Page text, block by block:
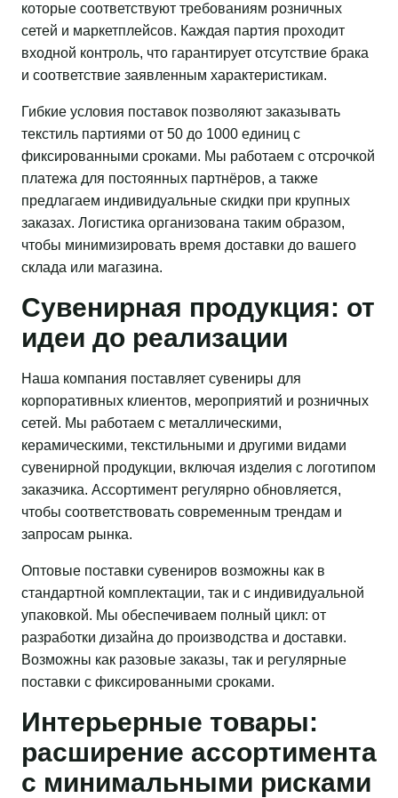
которые соответствуют требованиям розничных
сетей и маркетплейсов. Каждая партия проходит
входной контроль, что гарантирует отсутствие брака
и соответствие заявленным характеристикам.
Гибкие условия поставок позволяют заказывать
текстиль партиями от 50 до 1000 единиц с
фиксированными сроками. Мы работаем с отсрочкой
платежа для постоянных партнёров, а также
предлагаем индивидуальные скидки при крупных
заказах. Логистика организована таким образом,
чтобы минимизировать время доставки до вашего
склада или магазина.
Сувенирная продукция: от
идеи до реализации
Наша компания поставляет сувениры для
корпоративных клиентов, мероприятий и розничных
сетей. Мы работаем с металлическими,
керамическими, текстильными и другими видами
сувенирной продукции, включая изделия с логотипом
заказчика. Ассортимент регулярно обновляется,
чтобы соответствовать современным трендам и
запросам рынка.
Оптовые поставки сувениров возможны как в
стандартной комплектации, так и с индивидуальной
упаковкой. Мы обеспечиваем полный цикл: от
разработки дизайна до производства и доставки.
Возможны как разовые заказы, так и регулярные
поставки с фиксированными сроками.
Интерьерные товары:
расширение ассортимента
с минимальными рисками